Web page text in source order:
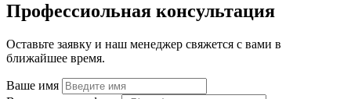
Профессиольная консультация
Оставьте заявку и наш менеджер свяжется с вами в
ближайшее время.
Ваше имя